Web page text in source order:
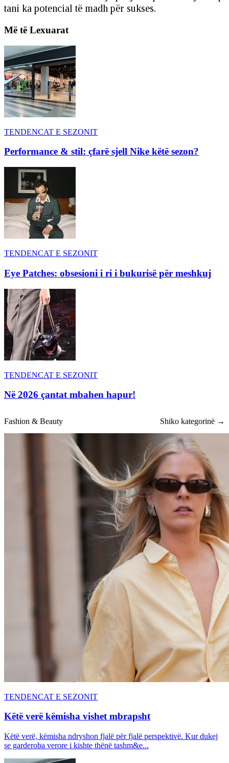
tani ka potencial të madh për sukses.
Më të Lexuarat
TENDENCAT E SEZONIT
Performance & stil: çfarë sjell Nike këtë sezon?
TENDENCAT E SEZONIT
Eye Patches: obsesioni i ri i bukurisë për meshkuj
TENDENCAT E SEZONIT
Në 2026 çantat mbahen hapur!
Fashion & Beauty Shiko kategorinë →
TENDENCAT E SEZONIT
Këtë verë këmisha vishet mbrapsht
Këtë verë, këmisha ndryshon fjalë për fjalë perspektivë. Kur dukej
se garderoba verore i kishte thënë tashm&e...